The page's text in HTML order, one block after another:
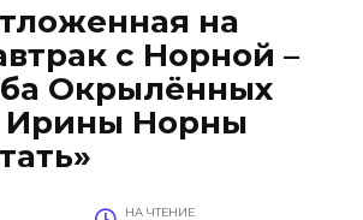
на
с Норной –
Окрылённых
Норны
НА ЧТЕНИЕ